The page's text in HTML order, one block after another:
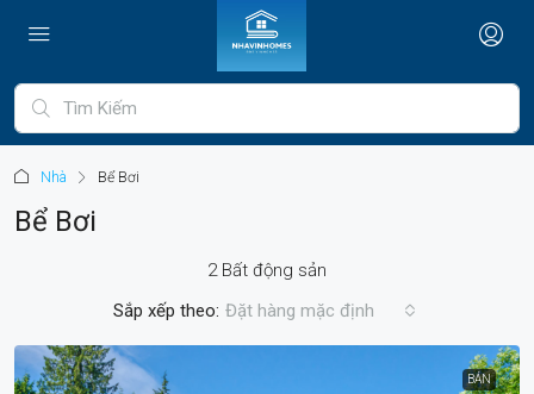
Nhà Bể Bơi
Bể Bơi
2 Bất động sản
Sắp xếp theo: Đặt hàng mặc định
BÁN